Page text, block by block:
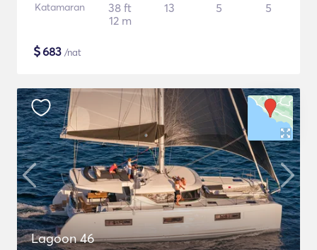
Katamaran
38 ft
12 m
13 5 5
$683 /nat
Lagoon 46